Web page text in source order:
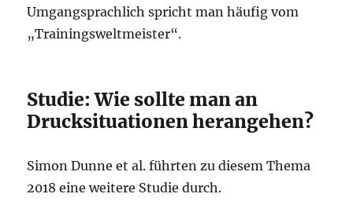
Umgangsprachlich spricht man häufig vom
„Trainingsweltmeister“.
Studie: Wie sollte man an
Drucksituationen herangehen?
Simon Dunne et al. führten zu diesem Thema
2018 eine weitere Studie durch.